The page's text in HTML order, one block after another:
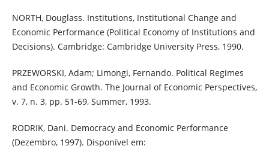
NORTH, Douglass. Institutions, Institutional Change and
Economic Performance (Political Economy of Institutions and
Decisions). Cambridge: Cambridge University Press, 1990.
PRZEWORSKI, Adam; Limongi, Fernando. Political Regimes
and Economic Growth. The Journal of Economic Perspectives,
v. 7, n. 3, pp. 51-69, Summer, 1993.
RODRIK, Dani. Democracy and Economic Performance
(Dezembro, 1997). Disponível em: